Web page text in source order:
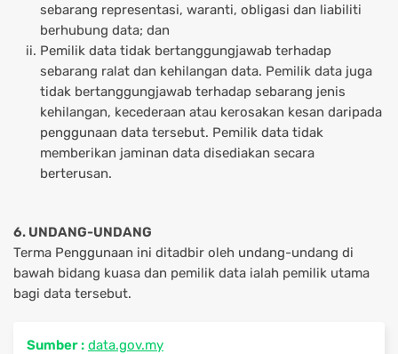
sebarang representasi, waranti, obligasi dan liabiliti
berhubung data; dan
Pemilik data tidak bertanggungjawab terhadap
sebarang ralat dan kehilangan data. Pemilik data juga
tidak bertanggungjawab terhadap sebarang jenis
kehilangan, kecederaan atau kerosakan kesan daripada
penggunaan data tersebut. Pemilik data tidak
memberikan jaminan data disediakan secara
berterusan.
6. UNDANG-UNDANG
Terma Penggunaan ini ditadbir oleh undang-undang di
bawah bidang kuasa dan pemilik data ialah pemilik utama
bagi data tersebut.
Sumber : data.gov.my